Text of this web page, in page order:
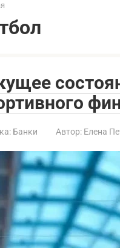
Банки Автор: Елена